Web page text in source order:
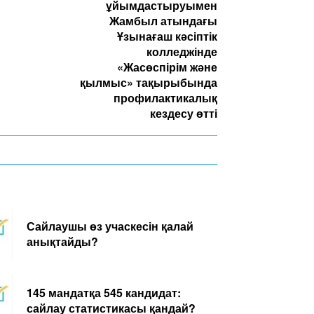
ұйымдастыруымен
Жамбыл атындағы
Ұзынағаш кәсіптік
колледжінде
«Жасөспірім және
қылмыс» тақырыбында
профилактикалық
кездесу өтті
Сайлаушы өз учаскесін қалай
анықтайды?
145 мандатқа 545 кандидат:
сайлау статистикасы қандай?